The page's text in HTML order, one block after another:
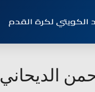
الديحاني